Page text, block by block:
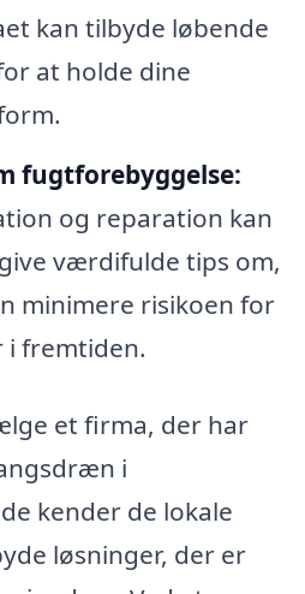
kan tilbyde løbende
at holde dine
fugtforebyggelse:
og reparation kan
værdifulde tips om,
minimere risikoen for
fremtiden.
et firma, der har
i
kender de lokale
løsninger, der er